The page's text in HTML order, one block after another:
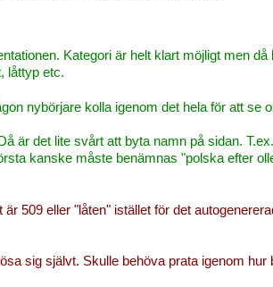
Kategori är helt klart möjligt men då
låttyp etc.
nybörjare kolla igenom det hela för att se
är det lite svårt att byta namn på sidan.
kanske måste benämnas "polska efter
509 eller "låten" istället för det
sig självt. Skulle behöva prata igenom hur